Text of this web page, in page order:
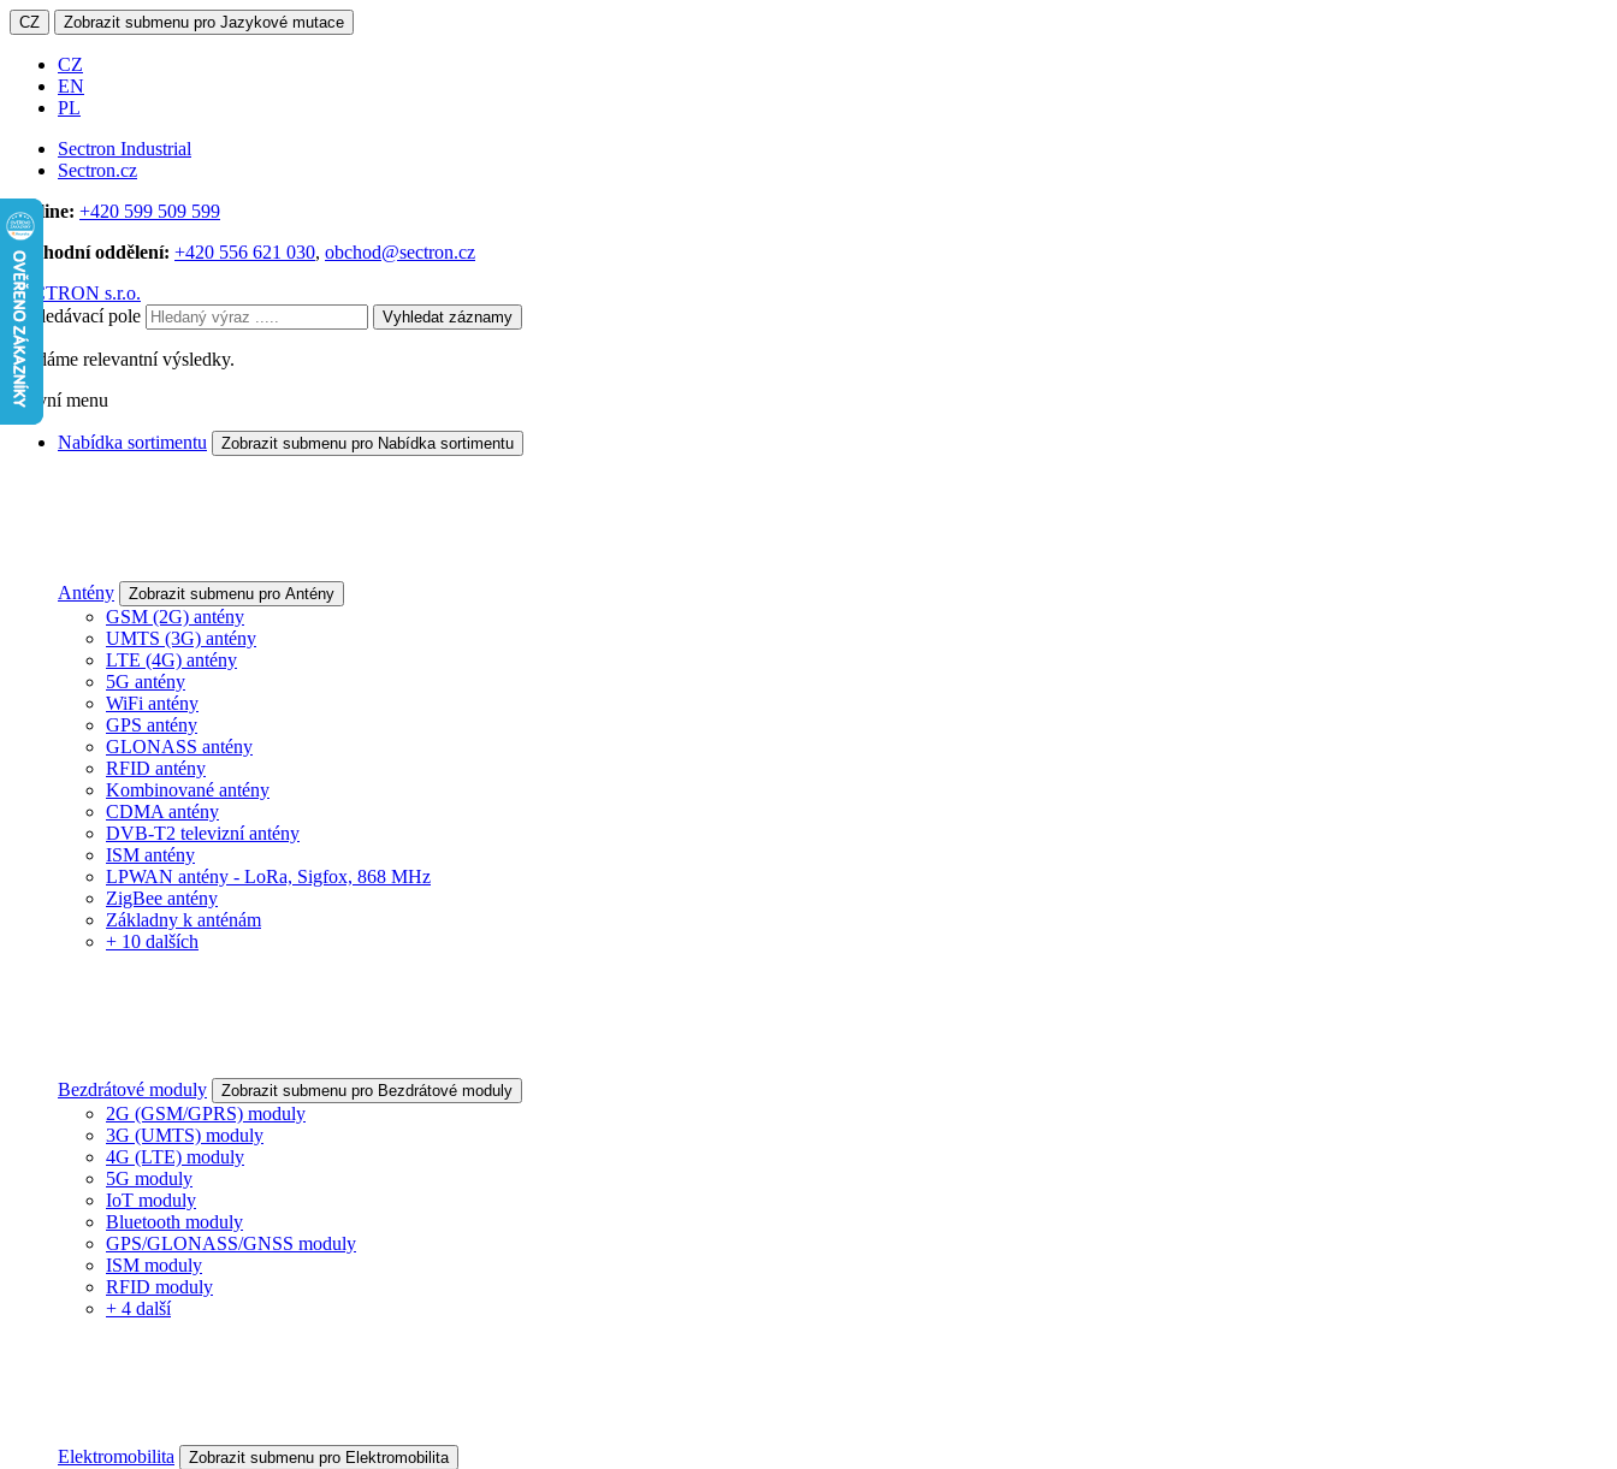
CZ Zobrazit submenu pro Jazykové mutace
CZ
EN
PL
Sectron Industrial
Sectron.cz
Hotline: +420 599 509 599
Obchodní oddělení: +420 556 621 030, obchod@sectron.cz
SECTRON s.r.o.
Vyhledávací pole
Vyhledat záznamy
Hledáme relevantní výsledky.
Hlavní menu
Nabídka sortimentu Zobrazit submenu pro Nabídka sortimentu
Antény Zobrazit submenu pro Antény
GSM (2G) antény
UMTS (3G) antény
LTE (4G) antény
5G antény
WiFi antény
GPS antény
GLONASS antény
RFID antény
Kombinované antény
CDMA antény
DVB-T2 televizní antény
ISM antény
LPWAN antény - LoRa, Sigfox, 868 MHz
ZigBee antény
Základny k anténám
+ 10 dalších
Bezdrátové moduly Zobrazit submenu pro Bezdrátové moduly
2G (GSM/GPRS) moduly
3G (UMTS) moduly
4G (LTE) moduly
5G moduly
IoT moduly
Bluetooth moduly
GPS/GLONASS/GNSS moduly
ISM moduly
RFID moduly
+ 4 další
Elektromobilita Zobrazit submenu pro Elektromobilita